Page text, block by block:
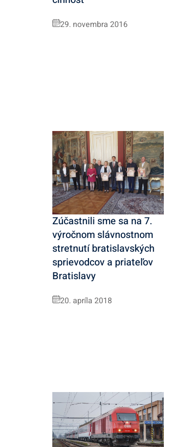
29. novembra 2016
Zúčastnili sme sa na 7.
výročnom slávnostnom
stretnutí bratislavských
sprievodcov a priateľov
Bratislavy
20. apríla 2018